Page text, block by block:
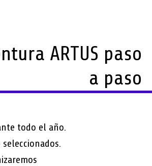
ARTUS paso
a paso
todo el año.